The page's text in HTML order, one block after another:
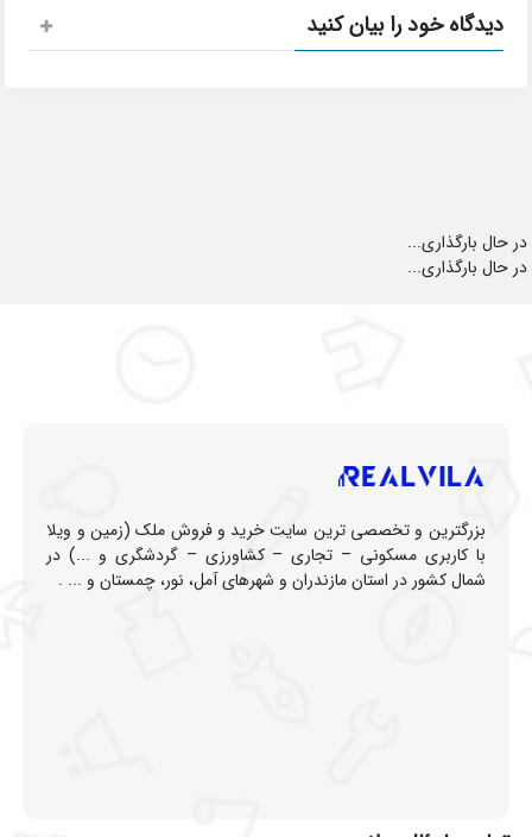
دیدگاه خود را بیان کنید
در حال بارگذاری...
در حال بارگذاری...
بزرگترین و تخصصی ترین سایت خرید و فروش ملک (زمین و ویلا
با کاربری مسکونی – تجاری – کشاورزی – گردشگری و ...) در
شمال کشور در استان مازندران و شهرهای آمل، نور، چمستان و ... .